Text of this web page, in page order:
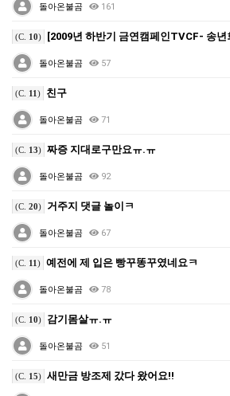
돌아온불곰 161
(C. 10) [2009년 하반기 금연캠페인TVCF- 송년회편
돌아온불곰 57
(C. 11) 친구
돌아온불곰 71
(C. 13) 짜증 지대로구만요ㅠ.ㅠ
돌아온불곰 92
(C. 20) 거주지 댓글 놀이ㅋ
돌아온불곰 67
(C. 11) 예전에 제 입은 빵꾸똥꾸였네요ㅋ
돌아온불곰 78
(C. 10) 감기몸살ㅠ.ㅠ
돌아온불곰 51
(C. 15) 새만금 방조제 갔다 왔어요!!